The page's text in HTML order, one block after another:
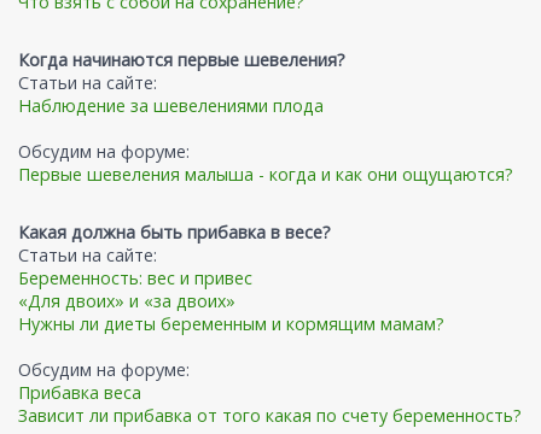
Когда начинаются первые шевеления?
Статьи на сайте:
Наблюдение за шевелениями плода
Обсудим на форуме:
Первые шевеления малыша - когда и как они ощущаются?
Какая должна быть прибавка в весе?
Статьи на сайте:
Беременность: вес и привес
«Для двоих» и «за двоих»
Нужны ли диеты беременным и кормящим мамам?
Обсудим на форуме:
Прибавка веса
Зависит ли прибавка от того какая по счету беременность?